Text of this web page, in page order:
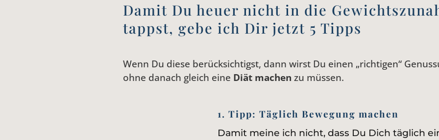
Damit Du heuer nicht in die
tappst, gebe ich Dir jetzt 5 Tipps
Wenn Du diese berücksichtigst, dann wirst Du einen „richtigen“
ohne danach gleich eine Diät machen zu müssen.
1. Tipp: Täglich Bewegung machen
Damit meine ich nicht, dass Du Dich täglich